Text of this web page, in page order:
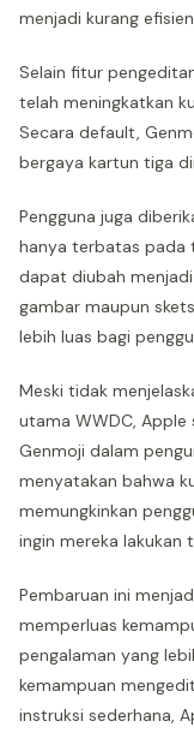
menjadi kurang
Selain fitur
telah meningkatkan
Secara default,
bergaya kartun tiga
Pengguna juga
hanya terbatas pada
dapat diubah
gambar maupun
lebih luas bagi
Meski tidak
utama WWDC,
Genmoji dalam
menyatakan bahwa
memungkinkan
ingin mereka lakukan
Pembaruan ini
memperluas
pengalaman yang
kemampuan
instruksi sederhana,